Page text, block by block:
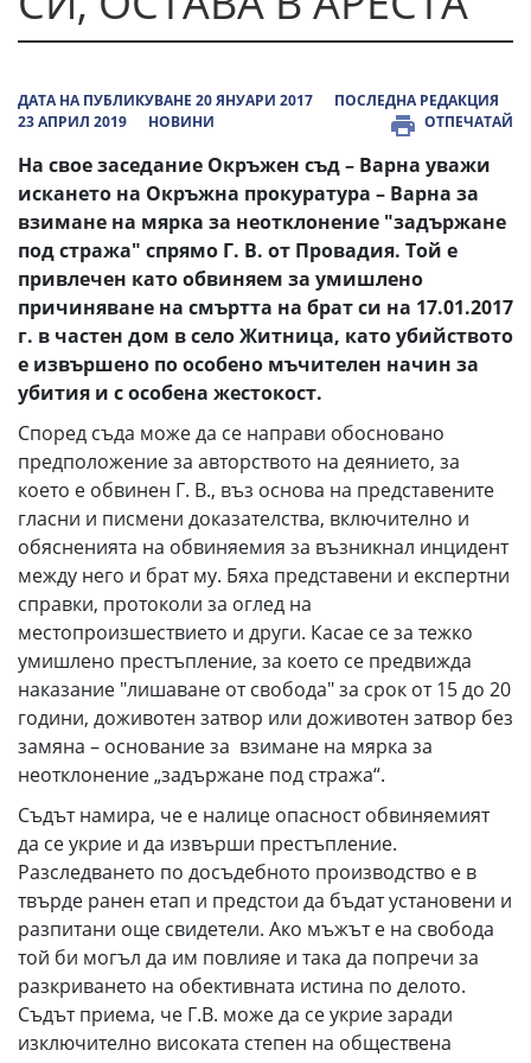
ДАТА НА ПУБЛИКУВАНЕ 20 ЯНУАРИ 2017
ПОСЛЕДНА РЕДАКЦИЯ
23 АПРИЛ 2019
НОВИНИ ОТПЕЧАТАЙ
На свое заседание Окръжен съд – Варна уважи
искането на Окръжна прокуратура – Варна за
взимане на мярка за неотклонение "задържане
под стража" спрямо Г. В. от Провадия. Той е
привлечен като обвиняем за умишлено
причиняване на смъртта на брат си на 17.01.2017
г. в частен дом в село Житница, като убийството
е извършено по особено мъчителен начин за
убития и с особена жестокост.
Според съда може да се направи обосновано
предположение за авторството на деянието, за
което е обвинен Г. В., въз основа на представените
гласни и писмени доказателства, включително и
обясненията на обвиняемия за възникнал инцидент
между него и брат му. Бяха представени и експертни
справки, протоколи за оглед на
местопроизшествието и други. Касае се за тежко
умишлено престъпление, за което се предвижда
наказание "лишаване от свобода" за срок от 15 до 20
години, доживотен затвор или доживотен затвор без
замяна – основание за взимане на мярка за
неотклонение „задържане под стража“.
Съдът намира, че е налице опасност обвиняемият
да се укрие и да извърши престъпление.
Разследването по досъдебното производство е в
твърде ранен етап и предстои да бъдат установени и
разпитани още свидетели. Ако мъжът е на свобода
той би могъл да им повлияе и така да попречи за
разкриването на обективната истина по делото.
Съдът приема, че Г.В. може да се укрие заради
изключително високата степен на обществена